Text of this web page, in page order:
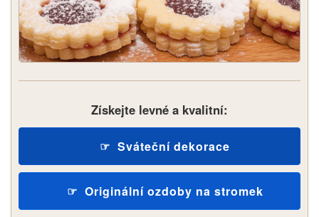
Získejte levné a kvalitní:
Sváteční dekorace
Originální ozdoby na stromek